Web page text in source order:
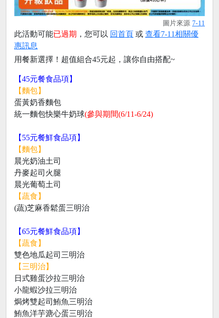
圖片來源 7-11
此活動可能已過期 ，您可以 回首頁 或 查看7-11相關優
惠訊息
用餐新選擇！超值組合45元起，讓你自由搭配~
【45元餐食品項】
【麵包】
蛋黃奶香麵包
統一麵包快樂牛奶球(參與期間(6/11-6/24)
【55元餐鮮食品項】
【麵包】
晨光奶油土司
丹麥起司火腿
晨光葡萄土司
【蔬食】
(蔬)芝麻香鬆蛋三明治
【65元餐鮮食品項】
【蔬食】
雙色地瓜起司三明治
【三明治】
日式雞蛋沙拉三明治
小龍蝦沙拉三明治
焗烤雙起司鮪魚三明治
鮪魚洋芋溏心蛋三明治